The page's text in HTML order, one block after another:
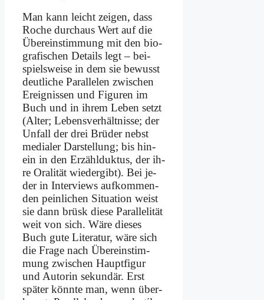
Man kann leicht zei­gen, dass
Ro­che durch­aus Wert auf die
Über­ein­stim­mung mit den bio­
gra­fi­schen De­tails legt – bei­
spiels­wei­se in dem sie be­wusst
deut­li­che Par­al­le­len zwi­schen
Er­eig­nis­sen und Fi­gu­ren im
Buch und in ih­rem Le­ben setzt
(Al­ter; Le­bens­ver­hält­nis­se; der
Un­fall der drei Brü­der nebst
me­dia­ler Dar­stel­lung; bis hin­
ein in den Er­zähl­duk­tus, der ih­
re Ora­li­tät wie­der­gibt). Bei je­
der in In­ter­views auf­kom­men­
den pein­li­chen Si­tua­ti­on weist
sie dann brüsk die­se Par­al­le­li­tät
weit von sich. Wä­re die­ses
Buch gu­te Li­te­ra­tur, wä­re sich
die Fra­ge nach Über­ein­stim­
mung zwi­schen Haupt­fi­gur
und Au­torin se­kun­där. Erst
spä­ter könn­te man, wenn über­